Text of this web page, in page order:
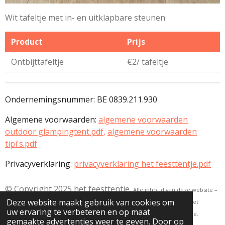
Deze website maakt gebruik van cookies om
uw ervaring te verbeteren en op maat
gemaakte advertenties weer te geven. Door op
Wit tafeltje met in- en uitklapbare steunen
Product
Prijs
Ontbijttafeltje
€2/ tafeltje
Ondernemingsnummer: BE 0839.211.930
Algemene voorwaarden: algemene voorwaarden
outdoor glampingtent.pdf, algemene voorwaarden
tipi's.pdf
Privacyverklaring: privacyverklaring het feesttentje.pdf
© Copyright 2025 het feesttentje.Alle inhoud van deze website –
waaronder tekst, afbeeldingen en ontwerp – is beschermd en mag niet
worden gebruikt zonder schriftelijke toestemming van Het feesttentje.